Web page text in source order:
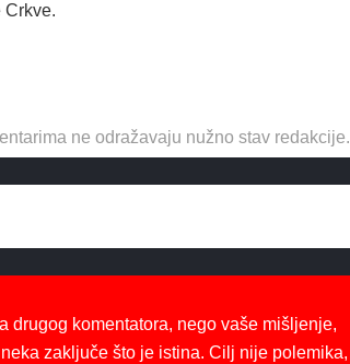
Crkve.
ne odražavaju nužno stav redakcije.
drugog komentatora, nego vaše mišljenje,
zaključe što je istina. Cilj nije polemika,